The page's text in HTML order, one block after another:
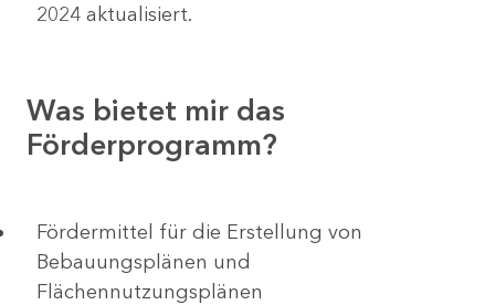
2024 aktualisiert.
Was bietet mir das
Förderprogramm?
Fördermittel für die Erstellung von
Bebauungsplänen und
Flächennutzungsplänen